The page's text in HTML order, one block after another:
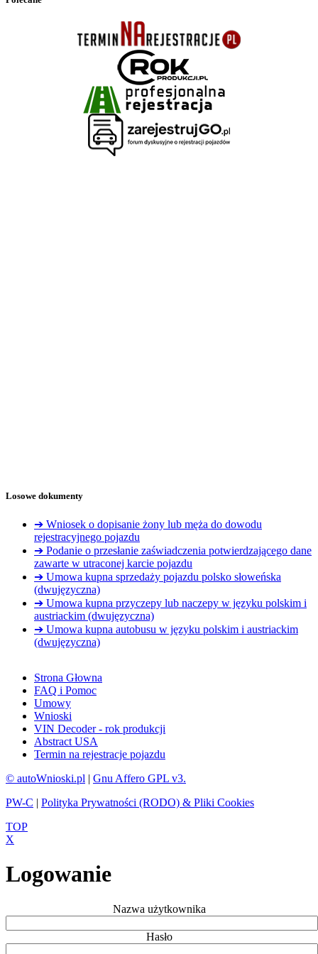
Losowe dokumenty
➔ Wniosek o dopisanie żony lub męża do dowodu
rejestracyjnego pojazdu
➔ Podanie o przesłanie zaświadczenia potwierdzającego dane
zawarte w utraconej karcie pojazdu
➔ Umowa kupna sprzedaży pojazdu polsko słoweńska
(dwujęzyczna)
➔ Umowa kupna przyczepy lub naczepy w języku polskim i
austriackim (dwujęzyczna)
➔ Umowa kupna autobusu w języku polskim i austriackim
(dwujęzyczna)
Strona Głowna
FAQ i Pomoc
Umowy
Wnioski
VIN Decoder - rok produkcji
Abstract USA
Termin na rejestracje pojazdu
© autoWnioski.pl | Gnu Affero GPL v3.
PW-C | Polityka Prywatności (RODO) & Pliki Cookies
TOP
X
Logowanie
Nazwa użytkownika
Hasło